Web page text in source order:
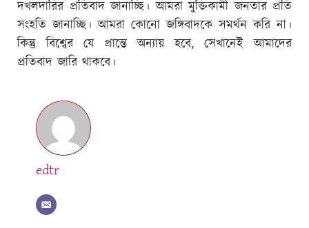
দখলদারির প্রতিবাদ জানাচ্ছি। আমরা মুক্তিকামী জনতার প্রতি
সংহতি জানাচ্ছি। আমরা কোনো জঙ্গিবাদকে সমর্থন করি না।
কিন্তু বিশ্বের যে প্রান্তে অন্যায় হবে, সেখানেই আমাদের
প্রতিবাদ জারি থাকবে।
edtr